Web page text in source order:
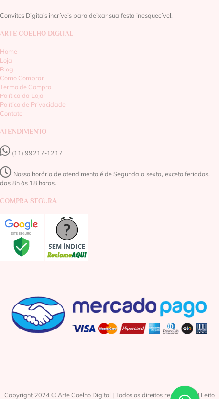
Convites Digitais incríveis para deixar sua festa inesquecível.
ARTE COELHO DIGITAL
Home
Loja
Blog
Como Comprar
Termo de Compra
Política da Loja
Política de Privacidade
Contato
ATENDIMENTO
(11) 99217-1217‬
Nosso horário de atendimento é de Segunda a sexta, exceto feriados,
das 8h às 18 horas.
COMPRA SEGURA
Copyright 2024 © Arte Coelho Digital | Todos os direitos reservados | Feito